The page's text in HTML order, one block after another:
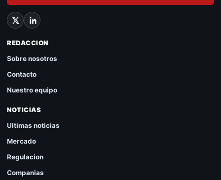
REDACCION
Sobre nosotros
Contacto
Nuestro equipo
NOTICIAS
Ultimas noticias
Mercado
Regulacion
Companias